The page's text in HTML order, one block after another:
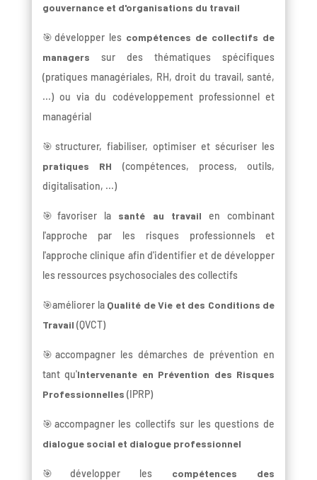
gouvernance et d'organisations du travail
🎯développer les compétences de collectifs de
managers sur des thématiques spécifiques
(pratiques managériales, RH, droit du travail, santé,
...) ou via du codéveloppement professionnel et
managérial
🎯structurer, fiabiliser, optimiser et sécuriser les
pratiques RH (compétences, process, outils,
digitalisation, ...)
🎯favoriser la santé au travailen combinant
l'approche par les risques professionnels et
l'approche clinique afin d'identifier et de développer
les ressources psychosociales des collectifs
🎯améliorer la Qualité de Vie et des Conditions de
Travail (QVCT)
🎯accompagner les démarches de prévention en
tant qu'Intervenante en Prévention des Risques
Professionnelles (IPRP)
🎯accompagner les collectifs sur les questions de
dialogue social et dialogue professionnel
🎯développer les compétences des